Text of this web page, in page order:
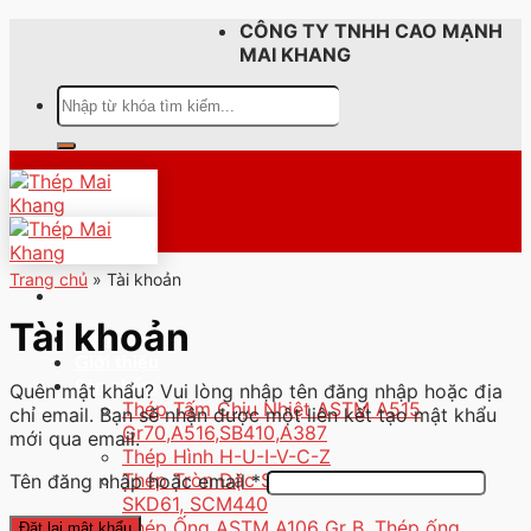
CÔNG TY TNHH CAO MẠNH
MAI KHANG
Tìm
kiếm:
Trang chủ
Sản phẩm
Thép Tấm Chịu Nhiệt ASTM A515
Gr70,A516,SB410,A387
Thép Hình H-U-I-V-C-Z
Thép Tròn Đặc S45C, S50C, SKD11,
SKD61, SCM440
Trang chủ » Tài khoản
Tài khoản
Quên mật khẩu? Vui lòng nhập tên đăng nhập hoặc địa
chỉ email. Bạn sẽ nhận được một liên kết tạo mật khẩu
mới qua email.
Tên đăng nhập hoặc email*Bắt
buộc